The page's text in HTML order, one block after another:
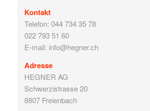
Kontakt
Telefon: 044 734 35 78
022 793 51 60
E-mail: info@hegner.ch
Adresse
HEGNER AG
Schwerzistrasse 20
8807 Freienbach